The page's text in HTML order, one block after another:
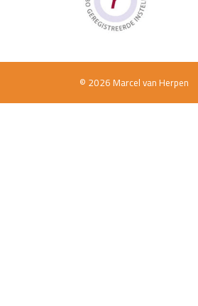
© 2026 Marcel van Herpen